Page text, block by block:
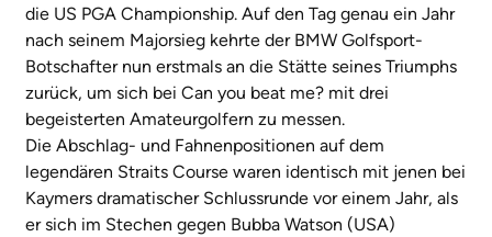
die US PGA Championship. Auf den Tag genau ein Jahr
nach seinem Majorsieg kehrte der BMW Golfsport-
Botschafter nun erstmals an die Stätte seines Triumphs
zurück, um sich bei Can you beat me? mit drei
begeisterten Amateurgolfern zu messen.
Die Abschlag- und Fahnenpositionen auf dem
legendären Straits Course waren identisch mit jenen bei
Kaymers dramatischer Schlussrunde vor einem Jahr, als
er sich im Stechen gegen Bubba Watson (USA)